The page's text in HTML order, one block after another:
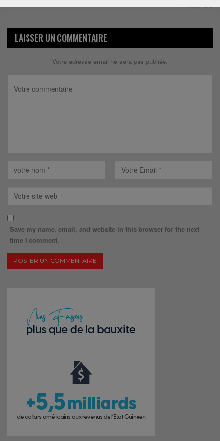
Répondre
LAISSER UN COMMENTAIRE
Votre adresse email ne sera pas publiée.
Save my name, email, and website in this browser for the next
time I comment.